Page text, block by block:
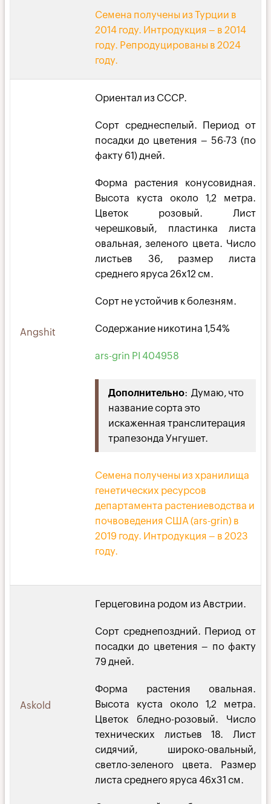
Семена получены из Турции в
2014 году. Интродукция – в 2014
году. Репродуцированы в 2024
году.
Angshit
Ориентал из СССР.
Сорт среднеспелый. Период от
посадки до цветения – 56-73 (по
факту 61) дней.
Форма растения конусовидная.
Высота куста около 1,2 метра.
Цветок розовый. Лист
черешковый, пластинка листа
овальная, зеленого цвета. Число
листьев 36, размер листа
среднего яруса 26х12 см.
Сорт не устойчив к болезням.
Содержание никотина 1,54%
ars-grin PI 404958
Дополнительно: Думаю, что
название сорта это
искаженная транслитерация
трапезонда Унгушет.
Семена получены из хранилища
генетических ресурсов
департамента растениеводства и
почвоведения США (ars-grin) в
2019 году. Интродукция – в 2023
году.
Askold
Герцеговина родом из Австрии.
Сорт среднепоздний. Период от
посадки до цветения – по факту
79 дней.
Форма растения овальная.
Высота куста около 1,2 метра.
Цветок бледно-розовый. Число
технических листьев 18. Лист
сидячий, широко-овальный,
светло-зеленого цвета. Размер
листа среднего яруса 46х31 см.